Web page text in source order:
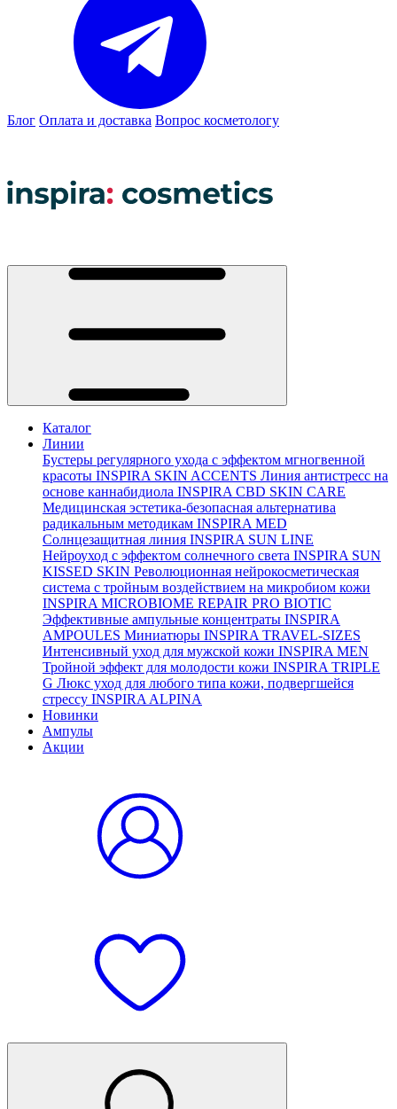
Блог Оплата и доставка Вопрос косметологу
Каталог
Линии
Бустеры регулярного ухода с эффектом мгногвенной
красоты INSPIRA SKIN ACCENTS Линия антистресс на
основе каннабидиола INSPIRA CBD SKIN CARE
Медицинская эстетика-безопасная альтернатива
радикальным методикам INSPIRA MED
Солнцезащитная линия INSPIRA SUN LINE
Нейроуход с эффектом солнечного света INSPIRA SUN
KISSED SKIN Революционная нейрокосметическая
система с тройным воздействием на микробиом кожи
INSPIRA MICROBIOME REPAIR PRO BIOTIC
Эффективные ампульные концентраты INSPIRA
AMPOULES Миниатюры INSPIRA TRAVEL-SIZES
Интенсивный уход для мужской кожи INSPIRA MEN
Тройной эффект для молодости кожи INSPIRA TRIPLE
G Люкс уход для любого типа кожи, подвергшейся
стрессу INSPIRA ALPINA
Новинки
Ампулы
Акции